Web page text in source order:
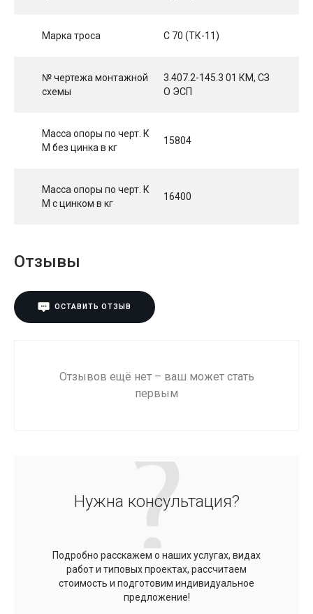
Марка троса С 70 (ТК-11)
№ чертежа монтажной
схемы
3.407.2-145.3 01 КМ, СЗ
О ЭСП
Масса опоры по черт. К
М без цинка в кг
15804
Масса опоры по черт. К
М с цинком в кг
16400
Отзывы
ОСТАВИТЬ ОТЗЫВ
Отзывов ещё нет – ваш может стать
первым
Нужна консультация?
Подробно расскажем о наших услугах, видах
работ и типовых проектах, рассчитаем
стоимость и подготовим индивидуальное
предложение!